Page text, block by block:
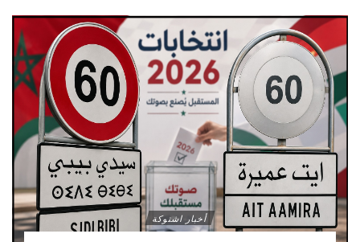
أخبار اشتوكة